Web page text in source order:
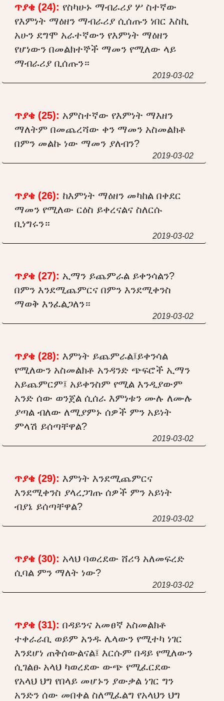
ጥያቄ (24): የስካሁኑ ማብራሪያ ሦ ስተኛው
የእምነት ማዕዘን ማብራሪያ ሲሰጡን ነበር እስኪ
አሁን ደግሞ አራተኛውን የእምነት ማዕዘን
የሆነውን በመልክተኞች ማመን የሚለው ላይ
ማብራሪያ ቢሰጡን።
2019-03-02
ጥያቄ (25): አምስተኛው የእምነት ማእዘን
ማለትም በመጨረሻው ቀን ማመን አስመልክቶ
በምን መልኩ ነው ማመን ያለብን?
2019-03-02
ጥያቄ (26): ከእምነት ማዕዘን መካከል በቀደር
ማመን የሚለው ርዕስ ይቀረናልና ስለርሱ
ቢነግሩን።
2019-03-02
ጥያቄ (27): ኢማን ይጨምራል ይቀንሳልን?
በምን እንደሚጨምርና በምን እንደሚቀንስ
ማወቅ እንፈልጋለን።
2019-03-02
ጥያቄ (28): እምነት ይጨምራል፤ይቀንሳል
የሚለውን አስመልክቶ አንዳንድ ጭፍሮች ኢማን
አይጨምርም፤ አይቀንስም የሚል እንዲያውም
አንድ ሰው ወንጀል ሲሰራ እምነቱን ሙሉ ለሙሉ
ያጣል ብለው ለሚያምኑ ሰዎች ምን አይነት
ምላሽ ይሰጣቸዋል?
2019-03-02
ጥያቄ (29): እምነት እንደሚጨምርና
እንደሚቀንስ ያላረጋገጡ ሰዎች ምን አይነት
ብያኔ ይሰጣቸዋል?
2019-03-02
ጥያቄ (30): አላህ ባወረደው ሸሪዓ አለመፍረድ
ሲባል ምን ማለት ነው?
2019-03-02
ጥያቄ (31): በዳይንና አመፀኛ አስመልክቶ
ተቀራራቢ ወይም አንዱ ሌላውን የሚተካ ነገር
እንደሆነ ጠቅሰውልናል፤ እርሱም በዳይ የሚለውን
ሲገልፁ አላህ ካወረደው ውጭ የሚፈርደው
የአላህ ህግ የበላይ መሆኑን ያውቃል ነገር ግን
አንድን ሰው መበቀል ስለሚፈልግ የአላህን ህግ